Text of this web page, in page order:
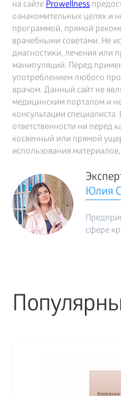
на сайтеProwellness
ознакомительных целях и
программой, прямой
врачебными советами. Не
диагностики, лечения или
манипуляций. Перед
употреблением любого
врачом. Данный сайт не
медицинским порталом и
консультации
ответственности ни перед
косвенный или прямой
использования
Юлия
сфере